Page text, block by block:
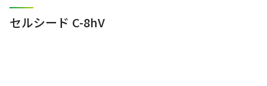
セルシード C-8hV